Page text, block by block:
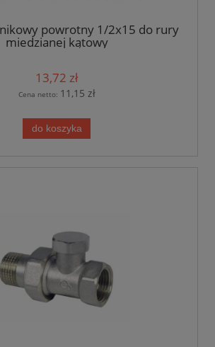
powrotny 1/2x15 do rury
miedzianej kątowy
13,72 zł
Cena netto: 11,15 zł
do koszyka